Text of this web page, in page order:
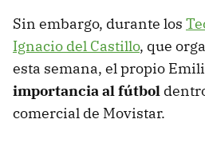
Sin embargo, durante los
Ignacio del Castillo, que
esta semana, el propio
importancia al fútbol
comercial de Movistar.